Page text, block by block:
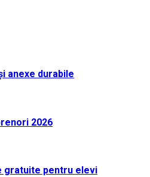
anexe durabile
2026
gratuite pentru elevi